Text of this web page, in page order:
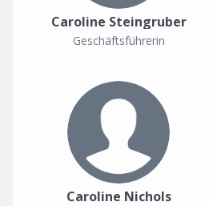
Caroline Steingruber
Geschäftsführerin
Caroline Nichols